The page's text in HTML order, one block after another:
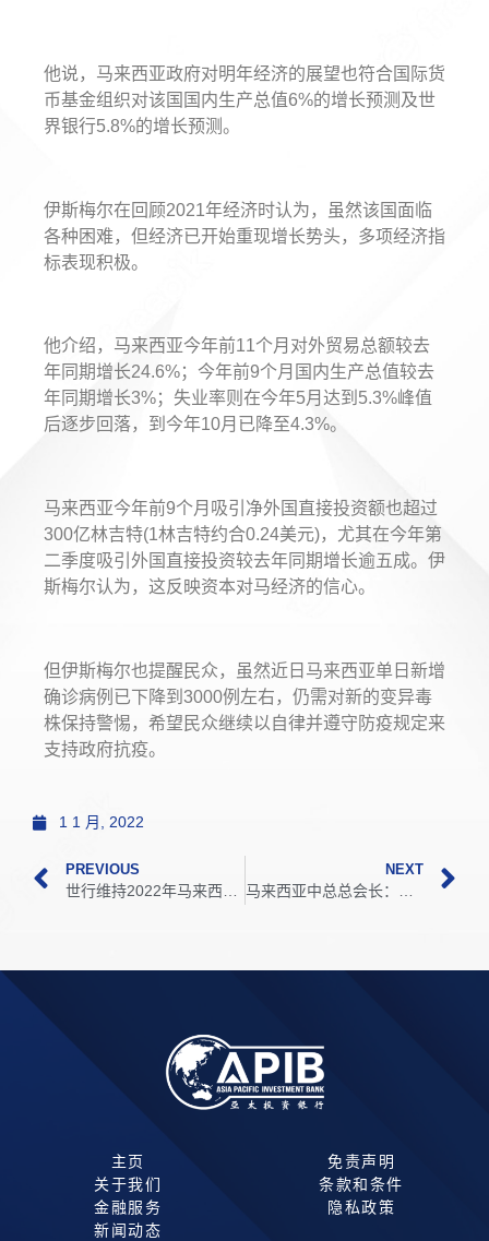
他说，马来西亚政府对明年经济的展望也符合国际货
币基金组织对该国国内生产总值6%的增长预测及世
界银行5.8%的增长预测。
伊斯梅尔在回顾2021年经济时认为，虽然该国面临
各种困难，但经济已开始重现增长势头，多项经济指
标表现积极。
他介绍，马来西亚今年前11个月对外贸易总额较去
年同期增长24.6%；今年前9个月国内生产总值较去
年同期增长3%；失业率则在今年5月达到5.3%峰值
后逐步回落，到今年10月已降至4.3%。
马来西亚今年前9个月吸引净外国直接投资额也超过
300亿林吉特(1林吉特约合0.24美元)，尤其在今年第
二季度吸引外国直接投资较去年同期增长逾五成。伊
斯梅尔认为，这反映资本对马经济的信心。
但伊斯梅尔也提醒民众，虽然近日马来西亚单日新增
确诊病例已下降到3000例左右，仍需对新的变异毒
株保持警惕，希望民众继续以自律并遵守防疫规定来
支持政府抗疫。
1 1 月, 2022
PREVIOUS NEXT
主页
关于我们
金融服务
新闻动态
免责声明
条款和条件
隐私政策